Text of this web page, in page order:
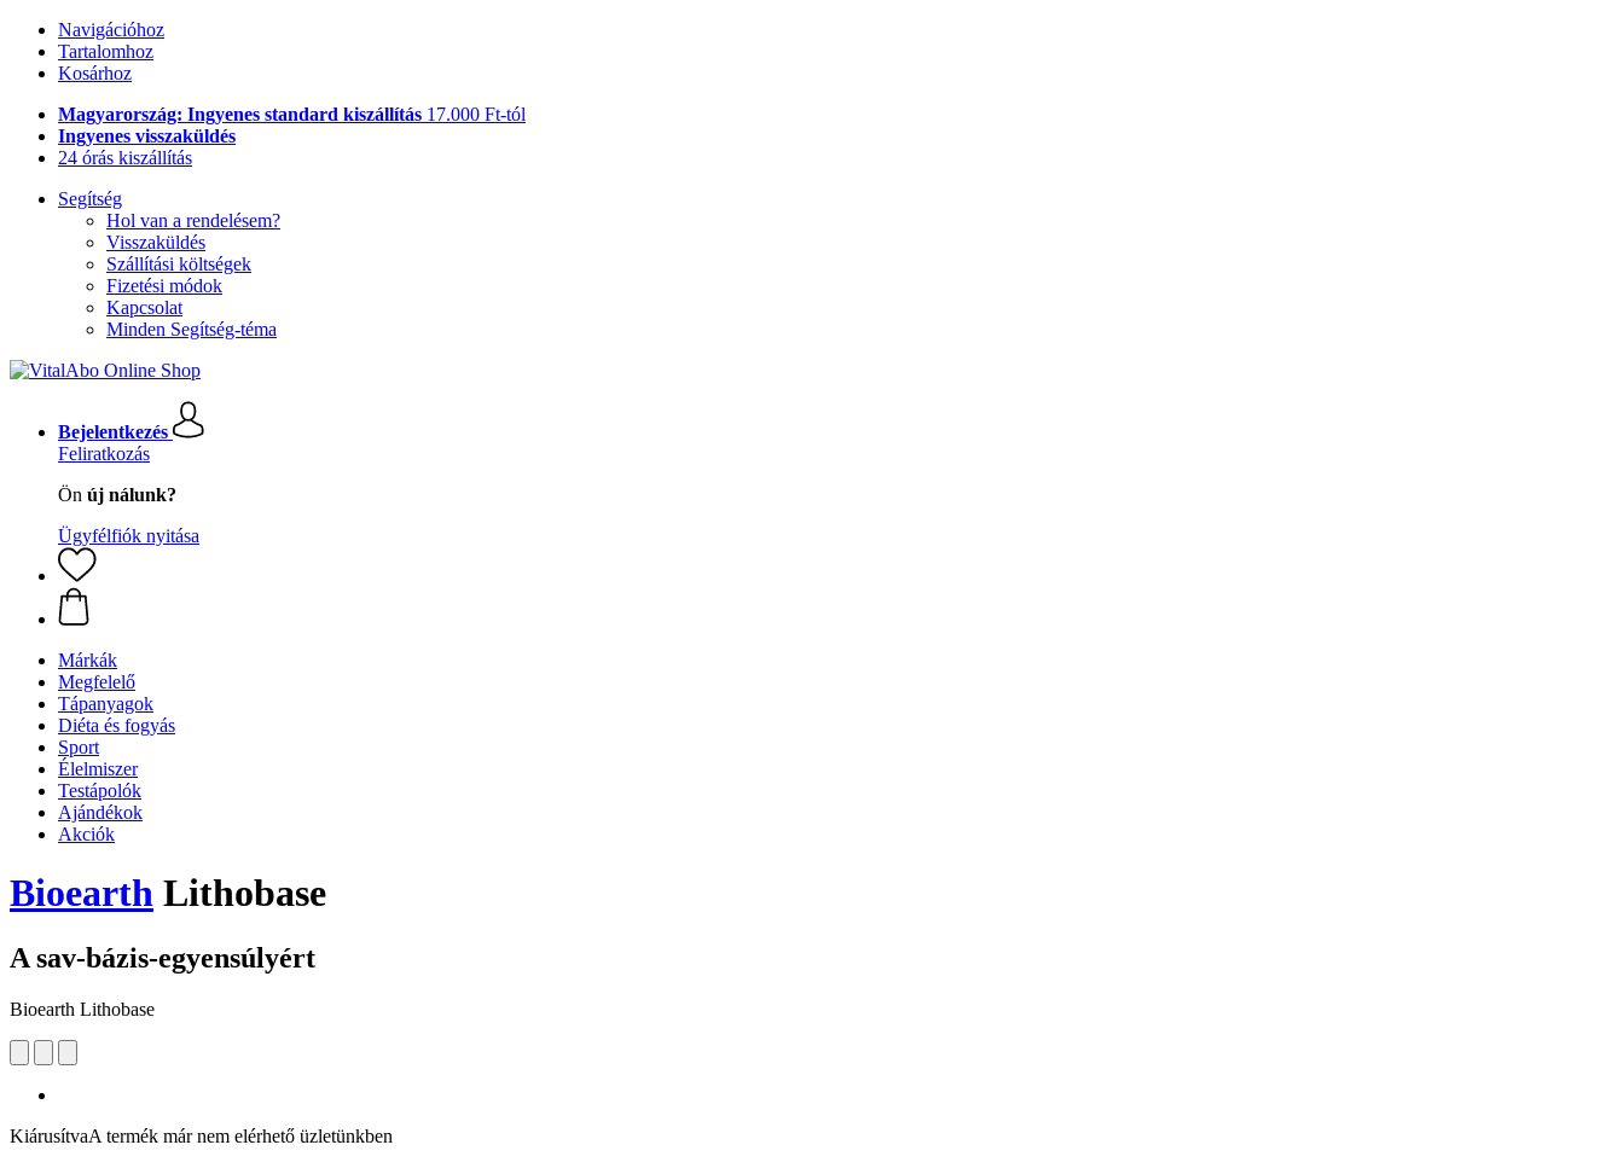
Navigációhoz
Tartalomhoz
Kosárhoz
Magyarország: Ingyenes standard kiszállítás 17.000 Ft-tól
Ingyenes visszaküldés
24 órás kiszállítás
Segítség
Hol van a rendelésem?
Visszaküldés
Szállítási költségek
Fizetési módok
Kapcsolat
Minden Segítség-téma
Bejelentkezés
Feliratkozás
Ön új nálunk?
Ügyfélfiók nyitása
Márkák
Megfelelő
Tápanyagok
Diéta és fogyás
Sport
Élelmiszer
Testápolók
Ajándékok
Akciók
Bioearth Lithobase
A sav-bázis-egyensúlyért
Bioearth Lithobase
KiárusítvaA termék már nem elérhető üzletünkben